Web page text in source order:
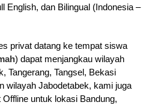
English, dan Bilingual (Indonesia –
privat datang ke tempat siswa
) dapat menjangkau wilayah
Tangerang, Tangsel, Bekasi
wilayah Jabodetabek, kami juga
untuk lokasi Bandung,